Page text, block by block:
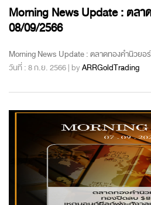
Morning News Update : ตล
08/09/2566
Morning News Update : ตลาดทองคำนิวยอ
วันที่ : 8 ก.ย. 2566 | byARRGoldTrading